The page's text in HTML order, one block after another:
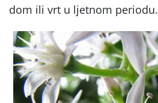
dom ili vrt u ljetnom periodu.